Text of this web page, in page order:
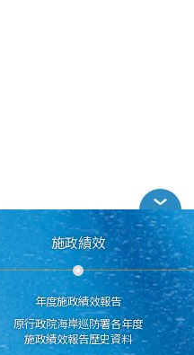
施政績效
年度施政績效報告
原行政院海岸巡防署各年度
施政績效報告歷史資料